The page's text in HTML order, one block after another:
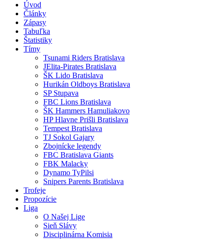
Úvod
Články
Zápasy
Tabuľka
Štatistiky
Tímy
Tsunami Riders Bratislava
JElita-Pirates Bratislava
ŠK Lido Bratislava
Hurikán Oldboys Bratislava
SP Stupava
FBC Lions Bratislava
ŠK Hammers Hamuliakovo
HP Hlavne Prišli Bratislava
Tempest Bratislava
TJ Sokol Gajary
Zbojnícke legendy
FBC Bratislava Giants
FBK Malacky
Dynamo TyPilsi
Snipers Parents Bratislava
Trofeje
Propozície
Liga
O Našej Lige
Sieň Slávy
Disciplinárna Komisia